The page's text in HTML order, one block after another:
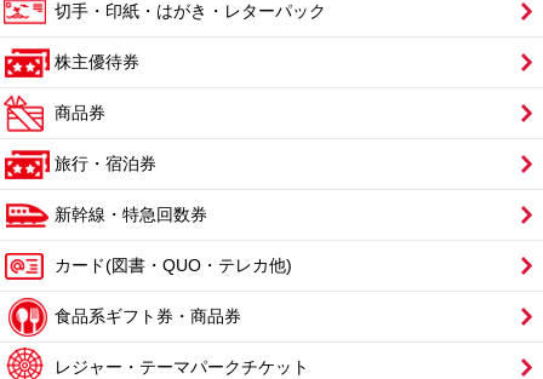
切手・印紙・はがき・レターパック
株主優待券
商品券
旅行・宿泊券
新幹線・特急回数券
カード(図書・QUO・テレカ他)
食品系ギフト券・商品券
レジャー・テーマパークチケット